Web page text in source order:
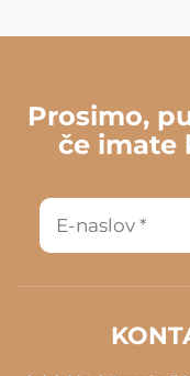
Prosimo,
če imate